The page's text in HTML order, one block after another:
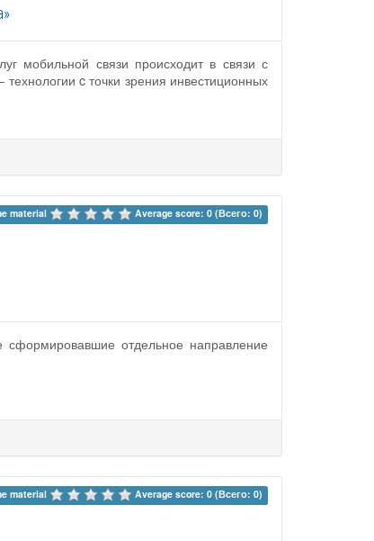
мобильной связи происходит в связи с
c точки зрения инвестиционных
material Average score: 0 (Всего: 0)
сформировавшие отдельное направление
material Average score: 0 (Всего: 0)